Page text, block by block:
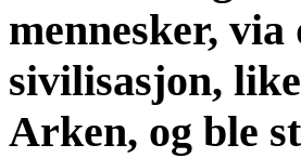
mennesker, via
sivilisasjon,
Arken, og ble